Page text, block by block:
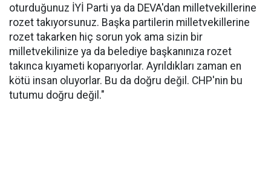
oturduğunuz İYİ Parti ya da DEVA'dan milletvekillerine
rozet takıyorsunuz. Başka partilerin milletvekillerine
rozet takarken hiç sorun yok ama sizin bir
milletvekilinize ya da belediye başkanınıza rozet
takınca kıyameti koparıyorlar. Ayrıldıkları zaman en
kötü insan oluyorlar. Bu da doğru değil. CHP'nin bu
tutumu doğru değil."